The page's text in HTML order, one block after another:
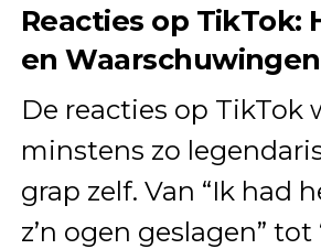
Reacties op TikTok:
en Waarschuwingen
De reacties op TikTok
minstens zo
grap zelf. Van “Ik had
z’n ogen geslagen” tot